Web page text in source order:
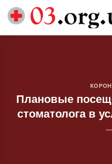
Skip
Плановые
стоматолога в